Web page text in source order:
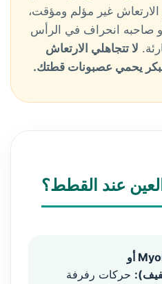
غير مؤلم ومؤقت،
صاحبه انحراف في الرأس
لا تتجاهلي الارتعاش
يحمي عصبونات قطتك.
عند القطط؟
ارتعاش الجفن (Myokymia أو
حركات رفرفة